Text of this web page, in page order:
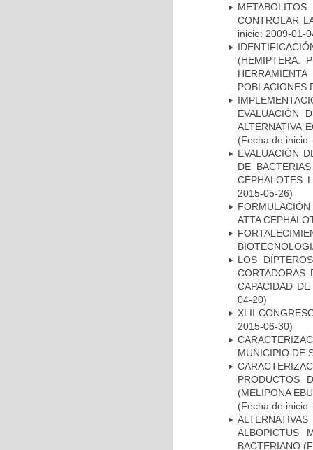
CONTROLAR
inicio: 2009-01-
(HEMIPTERA:
POBLACIONES
EVALUACIÓN
ALTERNATIVA
(Fecha de
EVALUACIÓN
DE
CEPHALOTES
2015-05-26)
ATTA
LOS
CORTADORAS
CAPACIDAD
04-20)
XLII
2015-06-30)
MUNICIPIO DE
PRODUCTOS
(MELIPONA
(Fecha de
ALBOPICTUS
BACTERIANO